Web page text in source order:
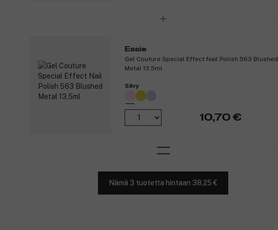
Essie
Gel Couture Special Effect Nail Polish 563 Blushed
Metal 13,5ml
Sävy
10,70 €
Nämä 3 tuotetta hintaan 38,25 €